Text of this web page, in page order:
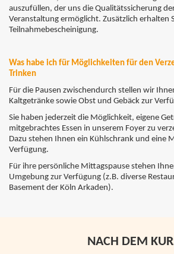
auszufüllen, der uns die Qualitätssicherung
Veranstaltung ermöglicht. Zusätzlich erhalten
Teilnahmebescheinigung.
Was habe ich für Möglichkeiten für den
Trinken
Für die Pausen zwischendurch stellen wir
Kaltgetränke sowie Obst und Gebäck zur
Sie haben jederzeit die Möglichkeit, eigene
mitgebrachtes Essen in unserem Foyer zu
Dazu stehen Ihnen ein Kühlschrank und eine
Verfügung.
Für ihre persönliche Mittagspause stehen
Umgebung zur Verfügung (z.B. diverse
Basement der Köln Arkaden).
NACH DEM